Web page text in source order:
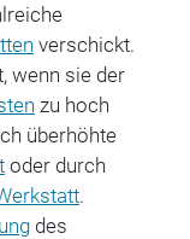
verschickt.
wenn sie der
zu hoch
überhöhte
oder durch
.
des